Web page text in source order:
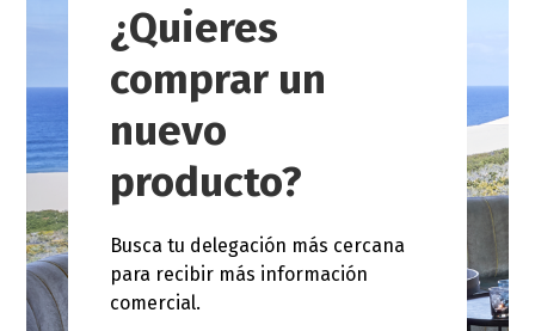
¿Quieres
comprar un
nuevo
producto?
Busca tu delegación más cercana
para recibir más información
comercial.